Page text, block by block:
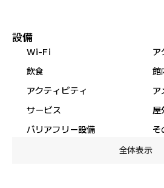
設備
Wi-Fi
ア
飲食
館
アクティビティ
ア
サービス
屋
バリアフリー設備
そ
全体表示